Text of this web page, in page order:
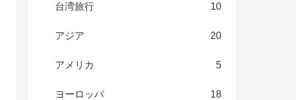
台湾旅行 10
アジア 20
アメリカ 5
ヨーロッパ 18